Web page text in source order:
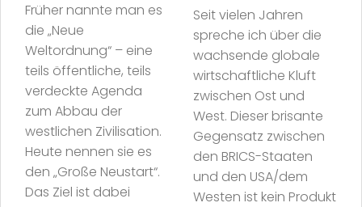
Früher nannte man es
die „Neue
Weltordnung“ – eine
teils öffentliche, teils
verdeckte Agenda
zum Abbau der
westlichen Zivilisation.
Heute nennen sie es
den „Große Neustart“.
Das Ziel ist dabei
Seit vielen Jahren
spreche ich über die
wachsende globale
wirtschaftliche Kluft
zwischen Ost und
West. Dieser brisante
Gegensatz zwischen
den BRICS-Staaten
und den USA/dem
Westen ist kein Produkt